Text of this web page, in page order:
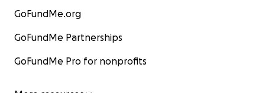
GoFundMe.org
GoFundMe Partnerships
GoFundMe Pro for nonprofits